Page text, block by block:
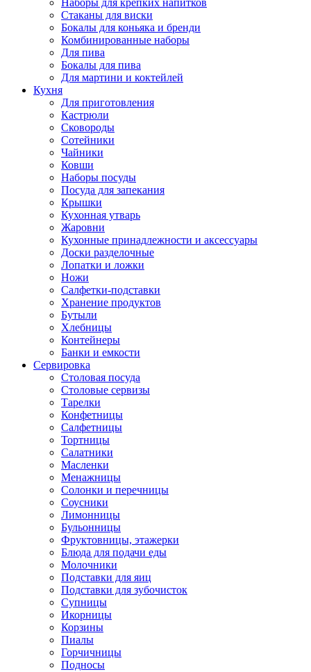
Наборы для крепких напитков
Стаканы для виски
Бокалы для коньяка и бренди
Комбинированные наборы
Для пива
Бокалы для пива
Для мартини и коктейлей
Кухня
Для приготовления
Кастрюли
Сковороды
Сотейники
Чайники
Ковши
Наборы посуды
Посуда для запекания
Крышки
Кухонная утварь
Жаровни
Кухонные принадлежности и аксессуары
Доски разделочные
Лопатки и ложки
Ножи
Салфетки-подставки
Хранение продуктов
Бутыли
Хлебницы
Контейнеры
Банки и емкости
Сервировка
Столовая посуда
Столовые сервизы
Тарелки
Конфетницы
Салфетницы
Тортницы
Салатники
Масленки
Менажницы
Солонки и перечницы
Соусники
Лимонницы
Бульонницы
Фруктовницы, этажерки
Блюда для подачи еды
Молочники
Подставки для яиц
Подставки для зубочисток
Супницы
Икорницы
Корзины
Пиалы
Горчичницы
Подносы